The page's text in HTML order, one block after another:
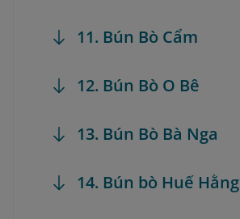
11. Bún Bò Cẩm
12. Bún Bò O Bê
13. Bún Bò Bà Nga
14. Bún bò Huế Hằng